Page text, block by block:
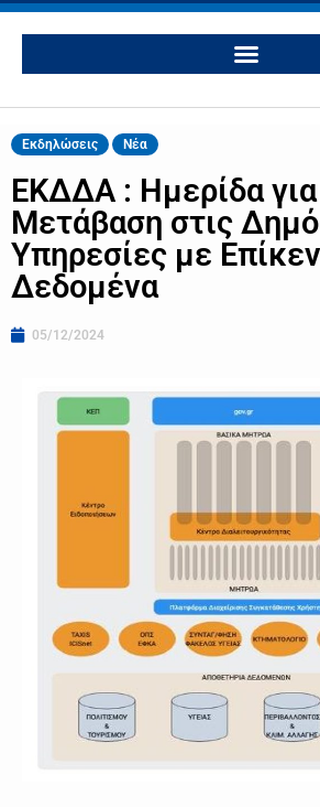
Εκδηλώσεις Νέα
ΕΚΔΔΑ : Ημερίδα
Μετάβαση στις
Υπηρεσίες με
Δεδομένα
05/12/2024